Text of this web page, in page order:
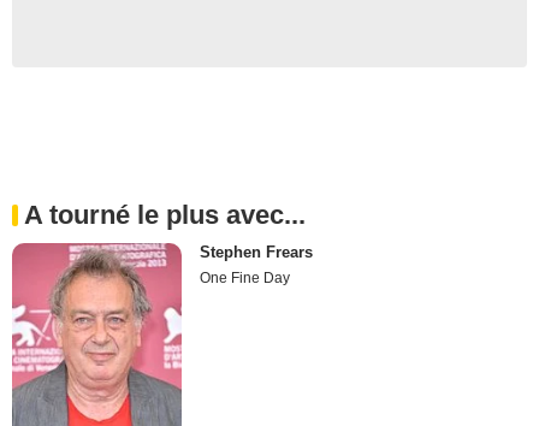
A tourné le plus avec...
Stephen Frears
One Fine Day